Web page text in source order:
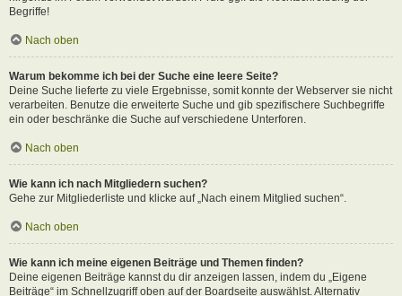
Begriffe!
Nach oben
Warum bekomme ich bei der Suche eine leere Seite?
Deine Suche lieferte zu viele Ergebnisse, somit konnte der Webserver sie nicht
verarbeiten. Benutze die erweiterte Suche und gib spezifischere Suchbegriffe
ein oder beschränke die Suche auf verschiedene Unterforen.
Nach oben
Wie kann ich nach Mitgliedern suchen?
Gehe zur Mitgliederliste und klicke auf „Nach einem Mitglied suchen“.
Nach oben
Wie kann ich meine eigenen Beiträge und Themen finden?
Deine eigenen Beiträge kannst du dir anzeigen lassen, indem du „Eigene
Beiträge“ im Schnellzugriff oben auf der Boardseite auswählst. Alternativ